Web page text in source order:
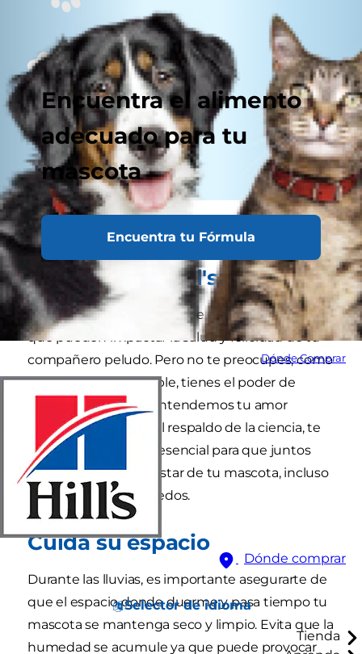
Encuentra el alimento
adecuado para tu
mascota
Encuentra tu Fórmula
Dónde Comprar
Dónde comprar
Selector de idioma
Tienda
¿Lluvias en camino?
¡Protege a tu mascota con
la ciencia de Hill's!
La temporada de lluvias trae consigo desafíos
que pueden impactar la salud y felicidad de tu
compañero peludo. Pero no te preocupes, como
pet parent responsable, tienes el poder de
prepararlo. En Hill's, entendemos tu amor
incondicional y, con el respaldo de la ciencia, te
brindamos una guía esencial para que juntos
aseguremos el bienestar de tu mascota, incluso
en los días más húmedos.
Cuida su espacio
Durante las lluvias, es importante asegurarte de
que el espacio donde duerme y pasa tiempo tu
mascota se mantenga seco y limpio. Evita que la
humedad se acumule ya que puede provocar